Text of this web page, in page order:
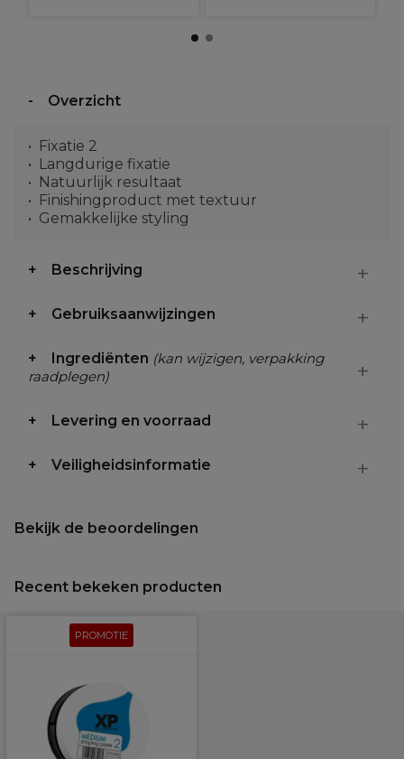
Overzicht
Fixatie 2
Langdurige fixatie
Natuurlijk resultaat
Finishingproduct met textuur
Gemakkelijke styling
Beschrijving
Gebruiksaanwijzingen
Ingrediënten (kan wijzigen, verpakking
raadplegen)
Levering en voorraad
Veiligheidsinformatie
Bekijk de beoordelingen
Recent bekeken producten
PROMOTIE